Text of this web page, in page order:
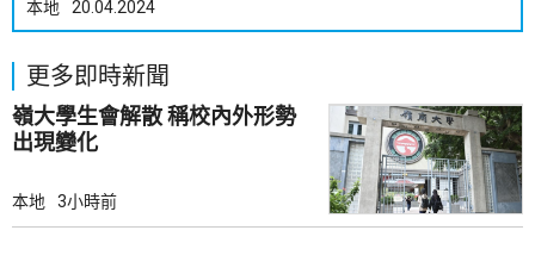
本地 20.04.2024
更多即時新聞
嶺大學生會解散 稱校內外形勢
出現變化
本地 3小時前